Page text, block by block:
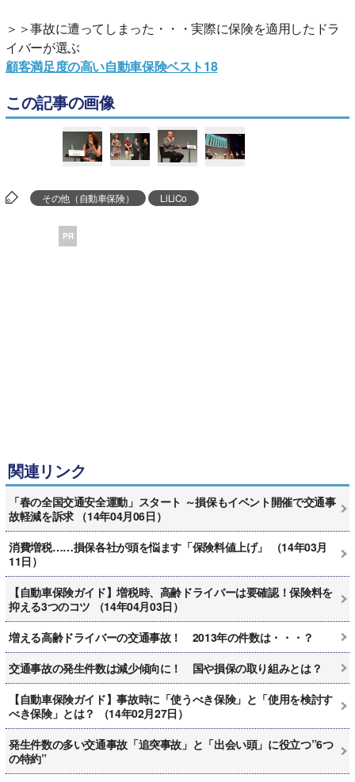
＞＞事故に遭ってしまった・・・実際に保険を適用したドラ
イバーが選ぶ
顧客満足度の高い自動車保険ベスト18
この記事の画像
その他（自動車保険） LiLiCo
PR
関連リンク
「春の全国交通安全運動」スタート ～損保もイベント開催で交通事
故軽減を訴求 （14年04月06日）
消費増税……損保各社が頭を悩ます「保険料値上げ」 （14年03月
11日）
【自動車保険ガイド】増税時、高齢ドライバーは要確認！保険料を
抑える3つのコツ （14年04月03日）
増える高齢ドライバーの交通事故！ 2013年の件数は・・・？
交通事故の発生件数は減少傾向に！ 国や損保の取り組みとは？
【自動車保険ガイド】事故時に「使うべき保険」と「使用を検討す
べき保険」とは？ （14年02月27日）
発生件数の多い交通事故「追突事故」と「出会い頭」に役立つ”6つ
の特約”